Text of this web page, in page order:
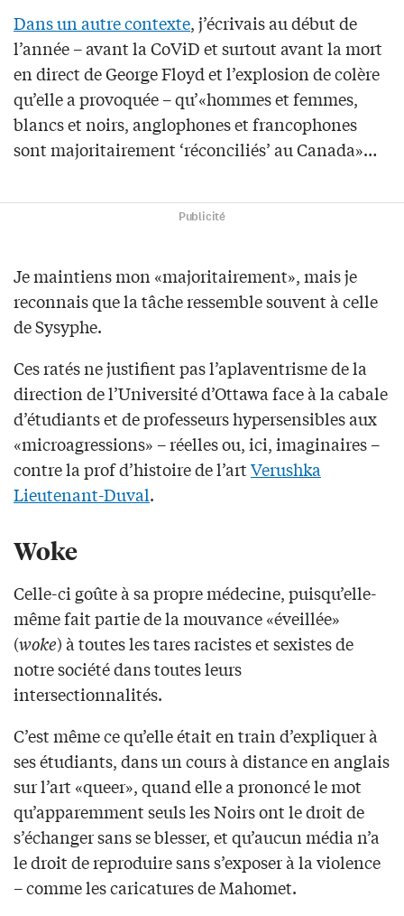
Dans un autre contexte, j’écrivais au début de
l’année – avant la CoViD et surtout avant la mort
en direct de George Floyd et l’explosion de colère
qu’elle a provoquée – qu’«hommes et femmes,
blancs et noirs, anglophones et francophones
sont majoritairement ‘réconciliés’ au Canada»…
Publicité
Je maintiens mon «majoritairement», mais je
reconnais que la tâche ressemble souvent à celle
de Sysyphe.
Ces ratés ne justifient pas l’aplaventrisme de la
direction de l’Université d’Ottawa face à la cabale
d’étudiants et de professeurs hypersensibles aux
«microagressions» – réelles ou, ici, imaginaires –
contre la prof d’histoire de l’artVerushka
Lieutenant-Duval.
Woke
Celle-ci goûte à sa propre médecine, puisqu’elle-
même fait partie de la mouvance «éveillée»
(woke) à toutes les tares racistes et sexistes de
notre société dans toutes leurs
intersectionnalités.
C’est même ce qu’elle était en train d’expliquer à
ses étudiants, dans un cours à distance en anglais
sur l’art «queer», quand elle a prononcé le mot
qu’apparemment seuls les Noirs ont le droit de
s’échanger sans se blesser, et qu’aucun média n’a
le droit de reproduire sans s’exposer à la violence
– comme les caricatures de Mahomet.